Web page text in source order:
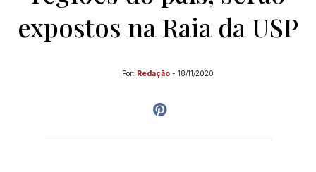
expostos na Raia da USP
Por: Redação - 18/11/2020